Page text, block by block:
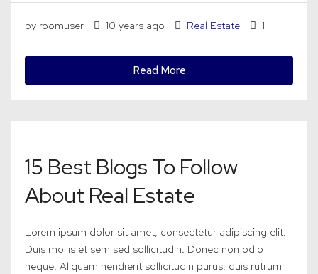
by roomuser 10 years ago Real Estate 1
Read More
15 Best Blogs To Follow
About Real Estate
Lorem ipsum dolor sit amet, consectetur adipiscing elit.
Duis mollis et sem sed sollicitudin. Donec non odio
neque. Aliquam hendrerit sollicitudin purus, quis rutrum